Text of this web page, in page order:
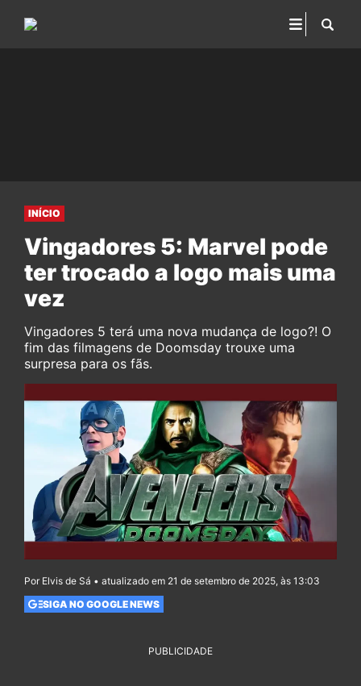
INÍCIO
Vingadores 5: Marvel pode
ter trocado a logo mais uma
vez
Vingadores 5 terá uma nova mudança de logo?! O
fim das filmagens de Doomsday trouxe uma
surpresa para os fãs.
Por Elvis de Sá • atualizado em 21 de setembro de 2025, às 13:03
SIGA NO GOOGLE NEWS
PUBLICIDADE